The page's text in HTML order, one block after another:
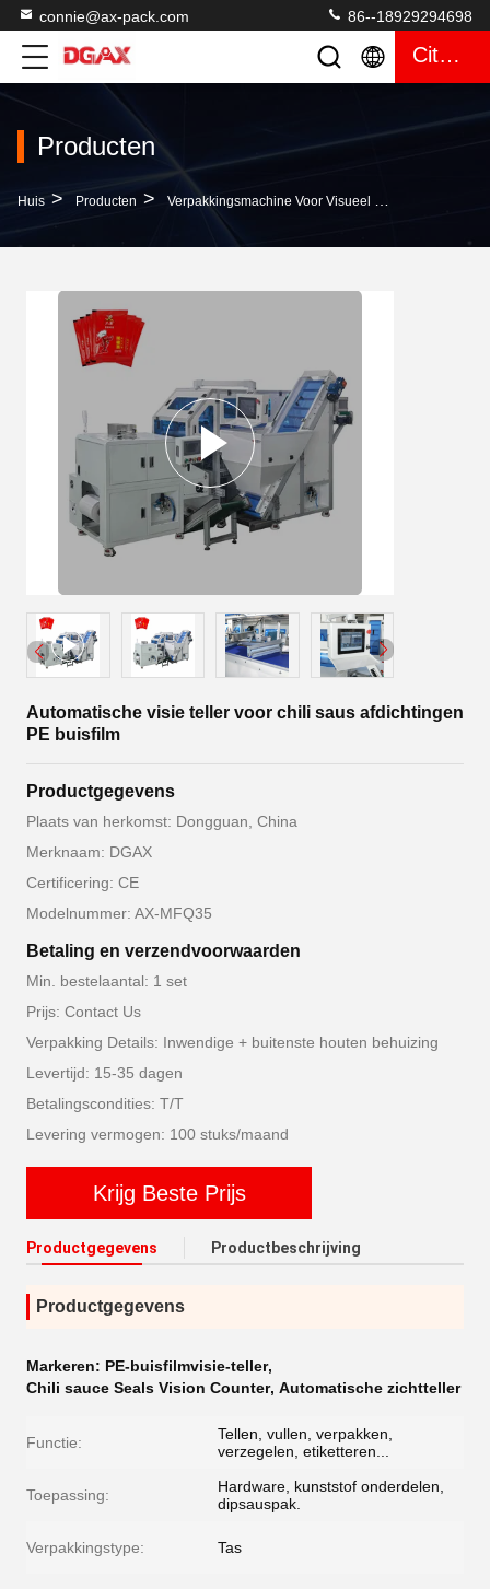
connie@ax-pack.com 86--18929294698
Citaat
Producten
Huis > Producten > Verpakkingsmachine Voor Visueel Tellen
Automatische visie teller voor chili saus afdichtingen
PE buisfilm
Productgegevens
Plaats van herkomst: Dongguan, China
Merknaam: DGAX
Certificering: CE
Modelnummer: AX-MFQ35
Betaling en verzendvoorwaarden
Min. bestelaantal: 1 set
Prijs: Contact Us
Verpakking Details: Inwendige + buitenste houten behuizing
Levertijd: 15-35 dagen
Betalingscondities: T/T
Levering vermogen: 100 stuks/maand
Krijg Beste Prijs
Productgegevens Productbeschrijving
Productgegevens
Markeren: PE-buisfilmvisie-teller,
Chili sauce Seals Vision Counter, Automatische zichtteller
Functie:
Tellen, vullen, verpakken,
verzegelen, etiketteren...
Toepassing:
Hardware, kunststof onderdelen,
dipsauspak.
Verpakkingstype: Tas